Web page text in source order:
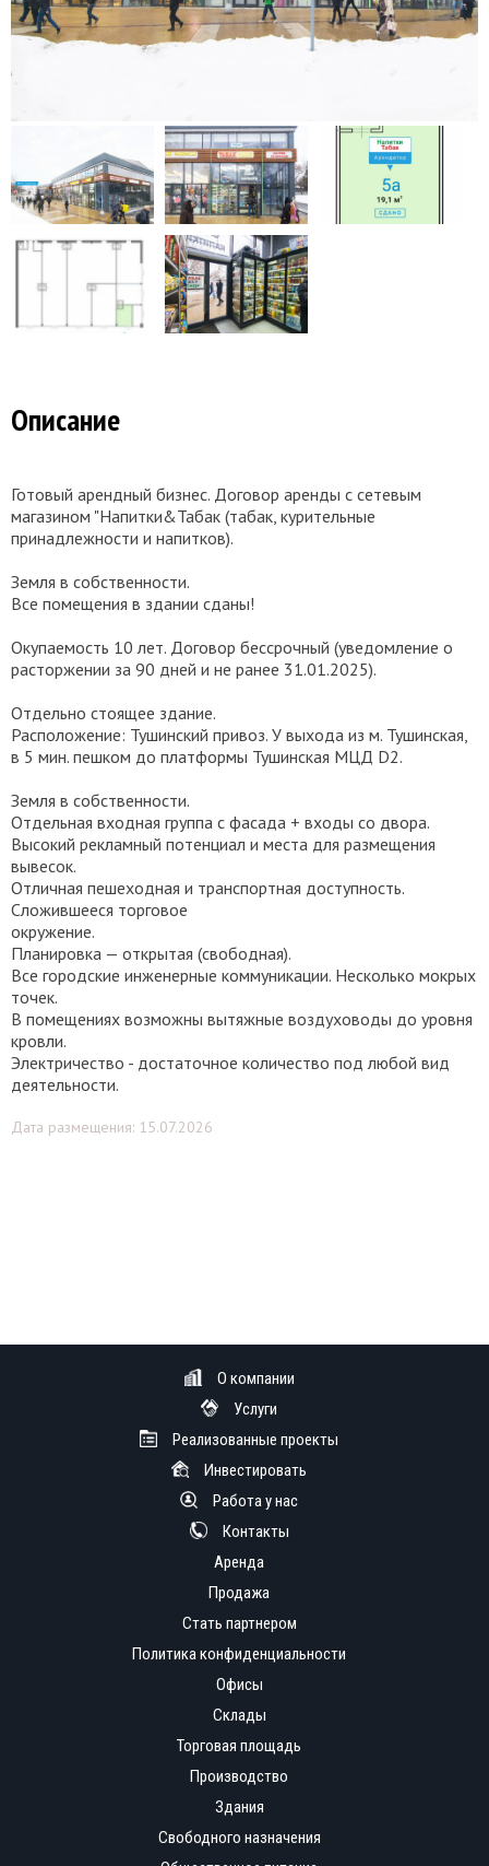
Описание
Готовый арендный бизнес. Договор аренды с сетевым
магазином "Напитки&Табак (табак, курительные
принадлежности и напитков).
Земля в собственности.
Все помещения в здании сданы!
Окупаемость 10 лет. Договор бессрочный (уведомление о
расторжении за 90 дней и не ранее 31.01.2025).
Отдельно стоящее здание.
Расположение: Тушинский привоз. У выхода из м. Тушинская,
в 5 мин. пешком до платформы Тушинская МЦД D2.
Земля в собственности.
Отдельная входная группа с фасада + входы со двора.
Высокий рекламный потенциал и места для размещения
вывесок.
Отличная пешеходная и транспортная доступность.
Сложившееся торговое
окружение.
Планировка — открытая (свободная).
Все городские инженерные коммуникации. Несколько мокрых
точек.
В помещениях возможны вытяжные воздуховоды до уровня
кровли.
Электричество - достаточное количество под любой вид
деятельности.
Дата размещения: 15.07.2026
О компании
Услуги
Реализованные проекты
Инвестировать
Работа у нас
Контакты
Аренда
Продажа
Стать партнером
Политика конфиденциальности
Офисы
Склады
Торговая площадь
Производство
Здания
Свободного назначения